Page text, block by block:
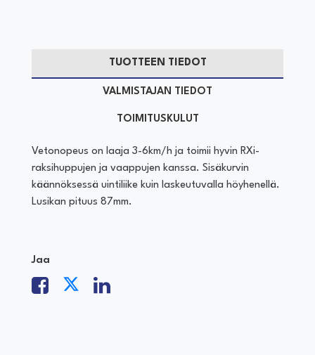
TUOTTEEN TIEDOT
VALMISTAJAN TIEDOT
TOIMITUSKULUT
Vetonopeus on laaja 3-6km/h ja toimii hyvin RXi-
raksihuppujen ja vaappujen kanssa. Sisäkurvin
käännöksessä uintiliike kuin laskeutuvalla höyhenellä.
Lusikan pituus 87mm.
Jaa